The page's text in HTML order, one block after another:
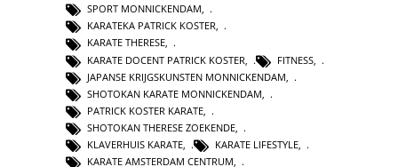
SPORT MONNICKENDAM,
KARATEKA PATRICK KOSTER,
KARATE THERESE,
KARATE DOCENT PATRICK KOSTER
FITNESS
JAPANSE KRIJGSKUNSTEN MONNICKENDAM
SHOTOKAN KARATE MONNICKENDAM
PATRICK KOSTER KARATE
SHOTOKAN THERESE ZOEKENDE
KLAVERHUIS KARATE
KARATE LIFESTYLE
KARATE AMSTERDAM CENTRUM